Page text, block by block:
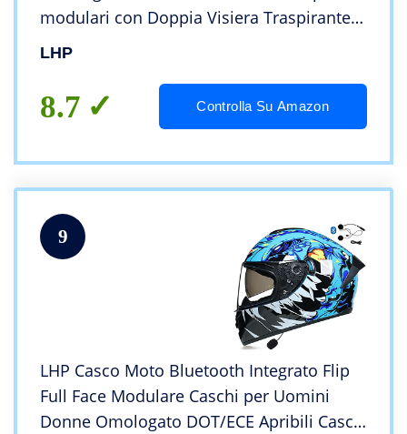
modulari con Doppia Visiera Traspirante E
Confortevole, per Adulti, Donne E Uomini
LHP
8.7 Controlla Su Amazon
9
LHP Casco Moto Bluetooth Integrato Flip
Full Face Modulare Caschi per Uomini
Donne Omologato DOT/ECE Apribili Casco